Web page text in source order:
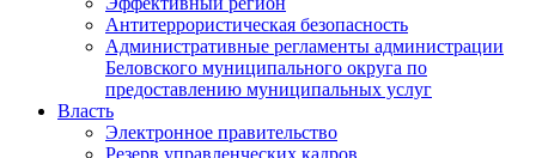
Антитеррористическая безопасность
Административные регламенты администрации
Беловского муниципального округа по
предоставлению муниципальных услуг
Власть
Электронное правительство
Резерв управленческих кадров